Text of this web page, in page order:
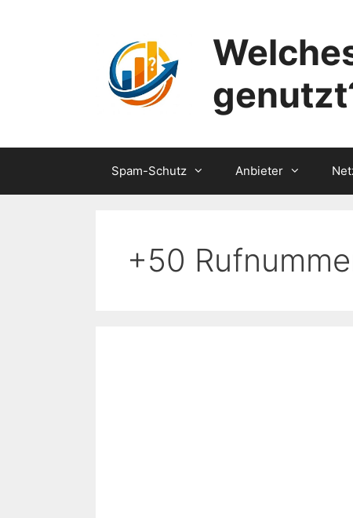
Spam-Schutz Anbieter
+50